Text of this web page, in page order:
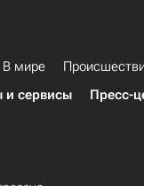
В мире
и сервисы Пресс-